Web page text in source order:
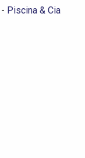
- Piscina & Cia